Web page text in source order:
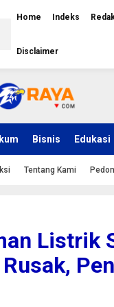
Home Indeks
Disclaimer
Bisnis Edukasi
Tentang Kami
Listrik